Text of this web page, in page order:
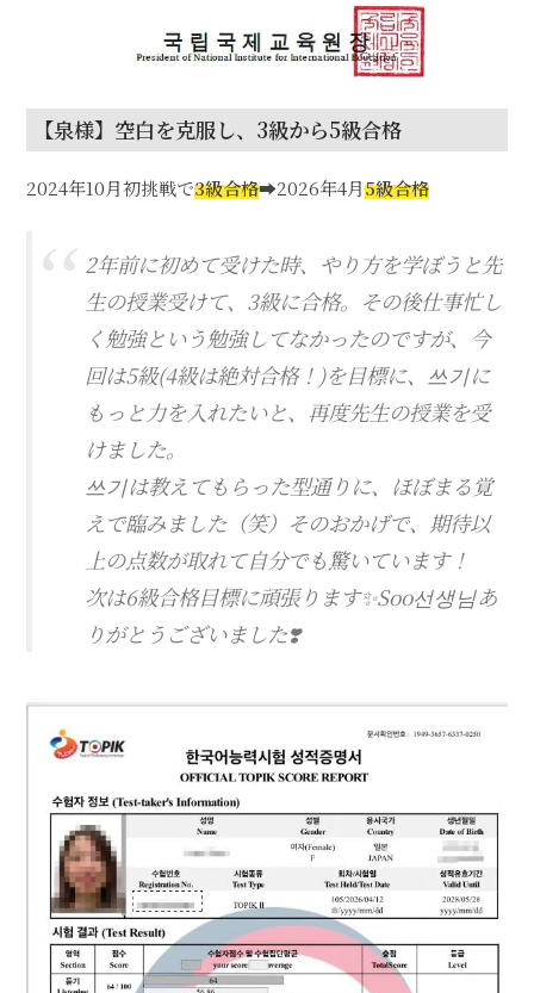
【泉様】空白を克服し、3級から5級合格
2024年10月初挑戦で3級合格➡2026年4月5級合格
2年前に初めて受けた時、やり方を学ぼうと先
生の授業受けて、3級に合格。その後仕事忙し
く勉強という勉強してなかったのですが、今
回は5級(4級は絶対合格！)を目標に、쓰기に
もっと力を入れたいと、再度先生の授業を受
けました。
쓰기は教えてもらった型通りに、ほぼまる覚
えで臨みました（笑）そのおかげで、期待以
上の点数が取れて自分でも驚いています！
次は6級合格目標に頑張ります✨Soo선생님あ
りがとうございました❣️